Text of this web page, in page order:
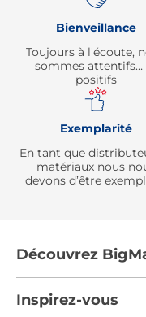
Bienveillance
Toujours à l'écoute,
sommes attentifs…
positifs
Exemplarité
En tant que
matériaux nous
devons d’être
Découvrez
Inspirez-vous